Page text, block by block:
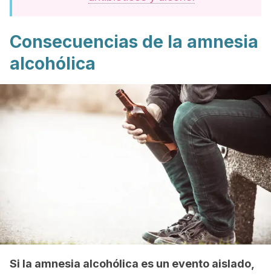
Consecuencias de la amnesia
alcohólica
Si la amnesia alcohólica es un evento aislado,